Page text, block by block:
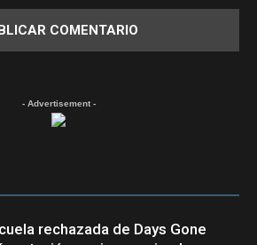
- Advertisement -
rechazada de Days Gone